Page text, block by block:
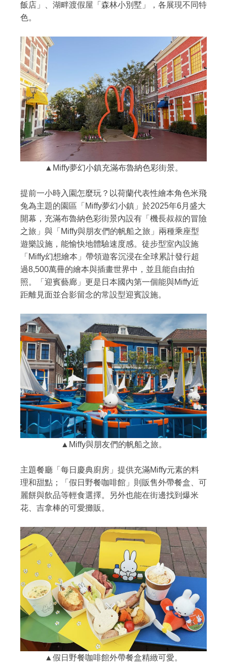
飯店」、湖畔渡假屋「森林小別墅」，各展現不同特
色。
▲Miffy夢幻小鎮充滿布魯納色彩街景。
提前一小時入園怎麼玩？以荷蘭代表性繪本角色米飛
兔為主題的園區「Miffy夢幻小鎮」於2025年6月盛大
開幕，充滿布魯納色彩街景內設有「機長叔叔的冒險
之旅」與「Miffy與朋友們的帆船之旅」兩種乘座型
遊樂設施，能愉快地體驗速度感。徒步型室內設施
「Miffy幻想繪本」帶領遊客沉浸在全球累計發行超
過8,500萬冊的繪本與插畫世界中，並且能自由拍
照。「迎賓藝廊」更是日本國內第一個能與Miffy近
距離見面並合影留念的常設型迎賓設施。
▲Miffy與朋友們的帆船之旅。
主題餐廳「每日慶典廚房」提供充滿Miffy元素的料
理和甜點；「假日野餐咖啡館」則販售外帶餐盒、可
麗餅與飲品等輕食選擇。另外也能在街邊找到爆米
花、吉拿棒的可愛攤販。
▲假日野餐咖啡館外帶餐盒精緻可愛。